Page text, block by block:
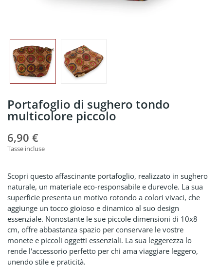
Portafoglio di sughero tondo
multicolore piccolo
6,90 €
Tasse incluse
Scopri questo affascinante portafoglio, realizzato in sughero
naturale, un materiale eco-responsabile e durevole. La sua
superficie presenta un motivo rotondo a colori vivaci, che
aggiunge un tocco gioioso e dinamico al suo design
essenziale. Nonostante le sue piccole dimensioni di 10x8
cm, offre abbastanza spazio per conservare le vostre
monete e piccoli oggetti essenziali. La sua leggerezza lo
rende l'accessorio perfetto per chi ama viaggiare leggero,
unendo stile e praticità.